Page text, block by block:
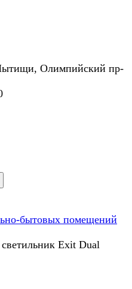
Олимпийский пр-
бытовых помещений
Exit Dual